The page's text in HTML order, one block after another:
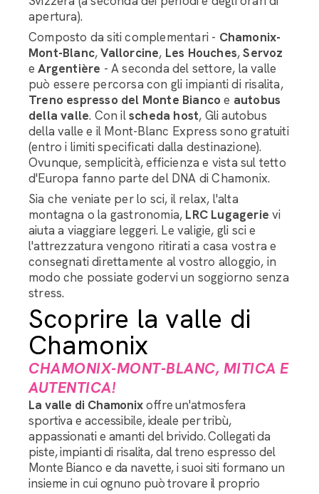
apertura).
Composto da siti complementari - Chamonix-
Mont-Blanc,Vallorcine, Les Houches,Servoz
eArgentière - A seconda del settore, la valle
può essere percorsa con gli impianti di risalita,
Treno espresso del Monte Bianco e autobus
della valle. Con ilscheda host, Gli autobus
della valle e il Mont-Blanc Express sono gratuiti
(entro i limiti specificati dalla destinazione).
Ovunque, semplicità, efficienza e vista sul tetto
d'Europa fanno parte del DNA di Chamonix.
Sia che veniate per lo sci, il relax, l'alta
montagna o la gastronomia, LRC Lugagerie vi
aiuta a viaggiare leggeri. Le valigie, gli sci e
l'attrezzatura vengono ritirati a casa vostra e
consegnati direttamente al vostro alloggio, in
modo che possiate godervi un soggiorno senza
stress.
Scoprire la valle di
Chamonix
CHAMONIX-MONT-BLANC, MITICA E
AUTENTICA!
La valle di Chamonixoffre un'atmosfera
sportiva e accessibile, ideale per tribù,
appassionati e amanti del brivido. Collegati da
piste, impianti di risalita, dal treno espresso del
Monte Bianco e da navette, i suoi siti formano un
insieme in cui ognuno può trovare il proprio